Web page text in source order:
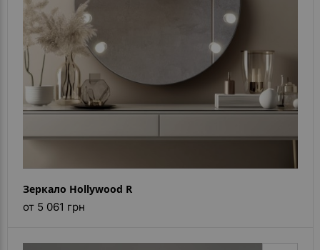
Зеркало Hollywood R
от 5 061 грн